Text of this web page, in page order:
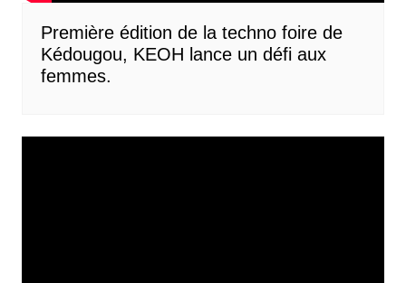
Première édition de la techno foire de
Kédougou, KEOH lance un défi aux
femmes.